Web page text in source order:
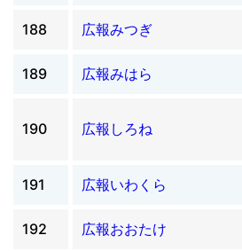
188 広報みつぎ
189 広報みはら
190 広報しろね
191 広報いわくら
192 広報おおたけ